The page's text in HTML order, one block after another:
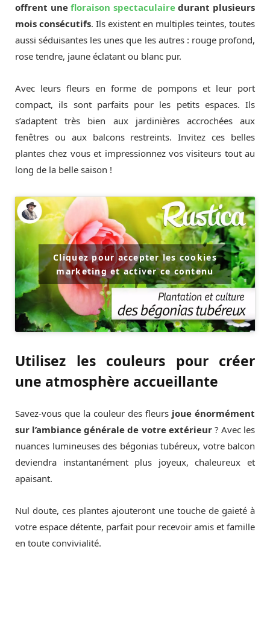
offrent unefloraison spectaculairedurant plusieurs
mois consécutifs. Ils existent en multiples teintes, toutes
aussi séduisantes les unes que les autres : rouge profond,
rose tendre, jaune éclatant ou blanc pur.
Avec leurs fleurs en forme de pompons et leur port
compact, ils sont parfaits pour les petits espaces. Ils
s’adaptent très bien aux jardinières accrochées aux
fenêtres ou aux balcons restreints. Invitez ces belles
plantes chez vous et impressionnez vos visiteurs tout au
long de la belle saison !
Cliquez pour accepter les cookies
marketing et activer ce contenu
Utilisez les couleurs pour créer
une atmosphère accueillante
Savez-vous que la couleur des fleurs joue énormément
sur l’ambiance générale de votre extérieur? Avec les
nuances lumineuses des bégonias tubéreux, votre balcon
deviendra instantanément plus joyeux, chaleureux et
apaisant.
Nul doute, ces plantes ajouteront une touche de gaieté à
votre espace détente, parfait pour recevoir amis et famille
en toute convivialité.